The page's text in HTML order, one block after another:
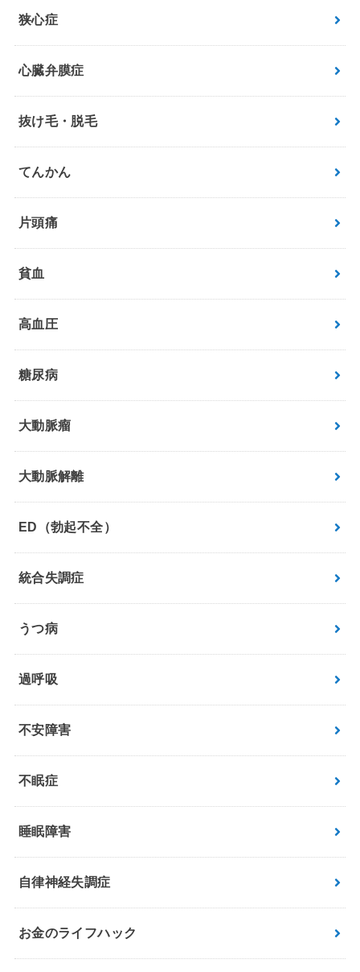
狭心症
心臓弁膜症
抜け毛・脱毛
てんかん
片頭痛
貧血
高血圧
糖尿病
大動脈瘤
大動脈解離
ED（勃起不全）
統合失調症
うつ病
過呼吸
不安障害
不眠症
睡眠障害
自律神経失調症
お金のライフハック